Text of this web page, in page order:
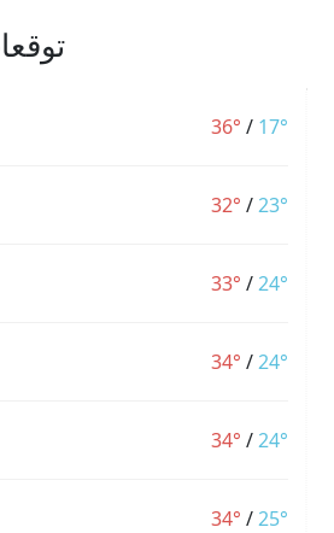
توقعات 14 يومًا لـ
36° / 17°
32° /23°
33° /24°
34° /24°
34° /24°
34° /25°